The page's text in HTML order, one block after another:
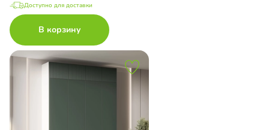
Доступно для доставки
В корзину